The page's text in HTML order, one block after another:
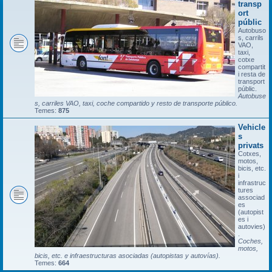
transp
ort
públic
Autobuso
s, carrils
VAO,
taxi,
cotxe
compartit
i resta de
transport
públic.
Autobuse
s, carriles VAO, taxi, coche compartido y resto de transporte público.
Temes: 875
Vehicle
s
privats
Cotxes,
motos,
bicis, etc.
i
infrastruc
tures
associad
es
(autopist
es i
autovies)
Coches,
motos,
bicis, etc. e infraestructuras asociadas (autopistas y autovías).
Temes: 664